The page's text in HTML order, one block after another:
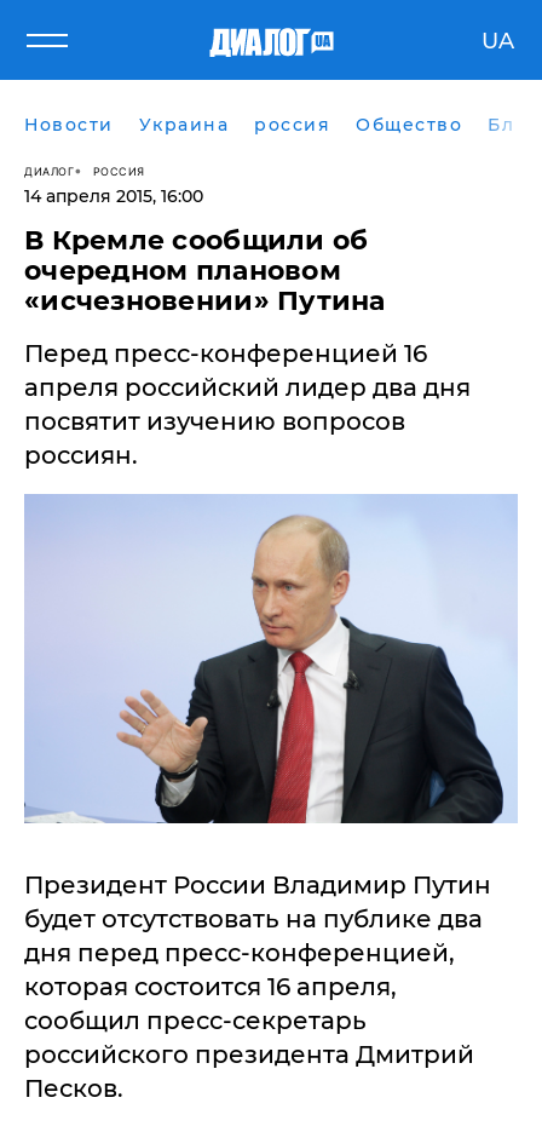
UA
Новости Украина россия Общество
ДИАЛОГ РОССИЯ
14 апреля 2015, 16:00
​В Кремле сообщили об
очередном плановом
«исчезновении» Путина
Перед пресс-конференцией 16
апреля российский лидер два дня
посвятит изучению вопросов
россиян.
Президент России Владимир Путин
будет отсутствовать на публике два
дня перед пресс-конференцией,
которая состоится 16 апреля,
сообщил пресс-секретарь
российского президента Дмитрий
Песков.